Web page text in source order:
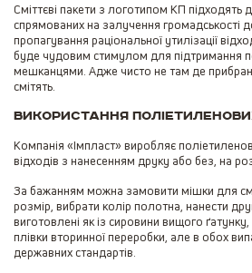
Сміттєві пакети з логотипом КП підходять
спрямованих на залучення громадськості
пропагування раціональної утилізації
буде чудовим стимулом для підтримання
мешканцями. Адже чисто не там де
смітять.
Використання
Компанія «Імпласт» виробляє
відходів з нанесенням друку або без, на
За бажанням можна замовити мішки для
розмір, вибрати колір полотна, нанести
виготовлені як із сировини вищого ґатунку,
плівки вторинної переробки, але в обох
державних стандартів.